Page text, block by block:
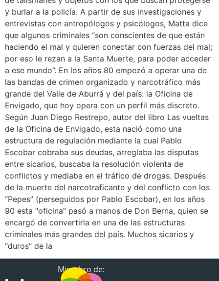
y burlar a la policía. A partir de sus investigaciones y
entrevistas con antropólogos y psicólogos, Matta dice
que algunos criminales “son conscientes de que están
haciendo el mal y quieren conectar con fuerzas del mal;
por eso le rezan a la Santa Muerte, para poder acceder
a ese mundo”. En los años 80 empezó a operar una de
las bandas de crimen organizado y narcotráfico más
grande del Valle de Aburrá y del país: la Oficina de
Envigado, que hoy opera con un perfil más discreto.
Según Juan Diego Restrepo, autor del libro Las vueltas
de la Oficina de Envigado, esta nació como una
estructura de regulación mediante la cual Pablo
Escobar cobraba sus deudas, arreglaba las disputas
entre sicarios, buscaba la resolución violenta de
conflictos y mediaba en el tráfico de drogas. Después
de la muerte del narcotraficante y del conflicto con los
“Pepes” (perseguidos por Pablo Escobar), en los años
90 esta “oficina” pasó a manos de Don Berna, quien se
encargó de convertirla en una de las estructuras
criminales más grandes del país. Muchos sicarios y
“duros” de la
Miembro de: